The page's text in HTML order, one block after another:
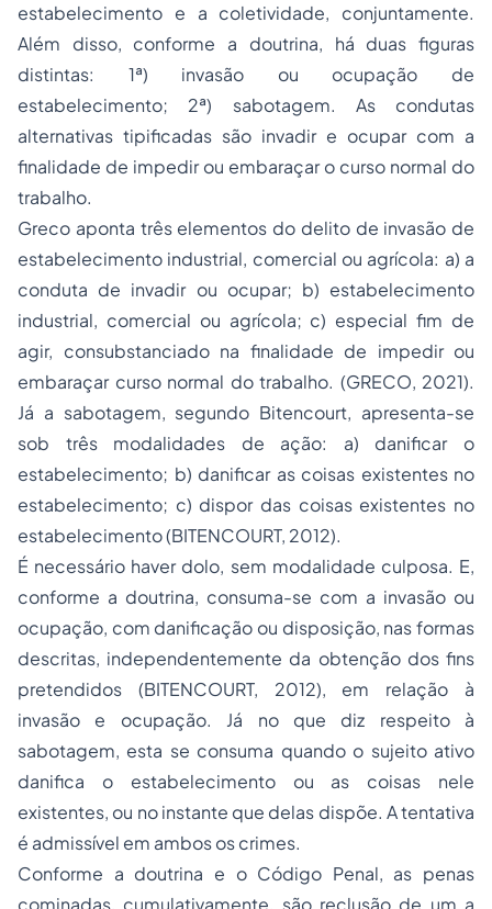
estabelecimento e a coletividade, conjuntamente.
Além disso, conforme a doutrina, há duas figuras
distintas: 1ª) invasão ou ocupação de
estabelecimento; 2ª) sabotagem. As condutas
alternativas tipificadas são invadir e ocupar com a
finalidade de impedir ou embaraçar o curso normal do
trabalho.
Greco aponta três elementos do delito de invasão de
estabelecimento industrial, comercial ou agrícola: a) a
conduta de invadir ou ocupar; b) estabelecimento
industrial, comercial ou agrícola; c) especial fim de
agir, consubstanciado na finalidade de impedir ou
embaraçar curso normal do trabalho. (GRECO, 2021).
Já a sabotagem, segundo Bitencourt, apresenta-se
sob três modalidades de ação: a) danificar o
estabelecimento; b) danificar as coisas existentes no
estabelecimento; c) dispor das coisas existentes no
estabelecimento (BITENCOURT, 2012).
É necessário haver dolo, sem modalidade culposa. E,
conforme a doutrina, consuma-se com a invasão ou
ocupação, com danificação ou disposição, nas formas
descritas, independentemente da obtenção dos fins
pretendidos (BITENCOURT, 2012), em relação à
invasão e ocupação. Já no que diz respeito à
sabotagem, esta se consuma quando o sujeito ativo
danifica o estabelecimento ou as coisas nele
existentes, ou no instante que delas dispõe. A tentativa
é admissível em ambos os crimes.
Conforme a doutrina e o Código Penal, as penas